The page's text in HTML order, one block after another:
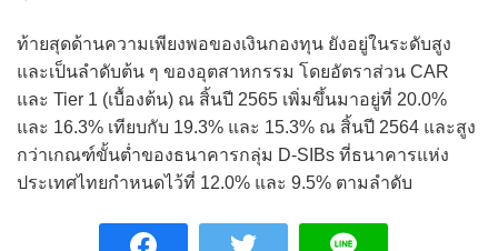
ท้ายสุดด้านความเพียงพอของเงินกองทุน ยังอยู่ในระดับสูง
และเป็นลำดับต้น ๆ ของอุตสาหกรรม โดยอัตราส่วน CAR
และ Tier 1 (เบื้องต้น) ณ สิ้นปี 2565 เพิ่มขึ้นมาอยู่ที่ 20.0%
และ 16.3% เทียบกับ 19.3% และ 15.3% ณ สิ้นปี 2564 และสูง
กว่าเกณฑ์ขั้นต่ำของธนาคารกลุ่ม D-SIBs ที่ธนาคารแห่ง
ประเทศไทยกำหนดไว้ที่ 12.0% และ 9.5% ตามลำดับ